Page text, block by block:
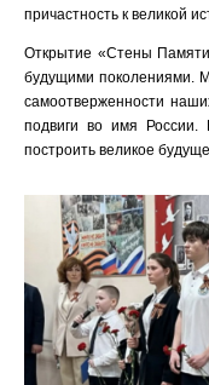
причастность к великой
Открытие «Стены
будущими поколениями.
самоотверженности
подвиги во имя
построить великое